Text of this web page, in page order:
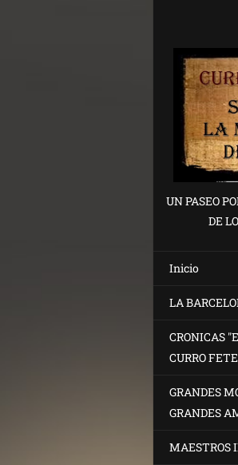
UN PASEO
DE
Inicio
LA
CRONICAS
CURRO
GRANDES
GRANDES
MAESTROS